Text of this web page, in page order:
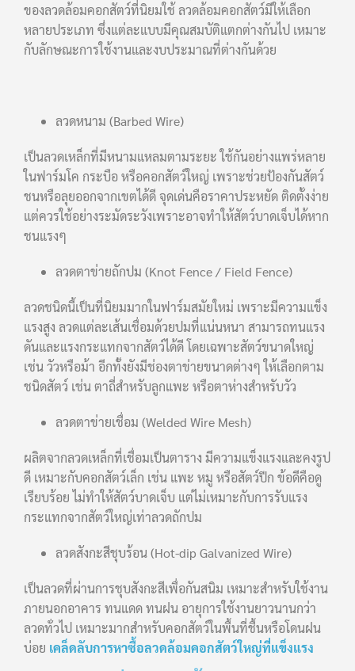
ของลวดล้อมคอกสัตว์ที่นิยมใช้ ลวดล้อมคอกสัตว์มีให้เลือก
หลายประเภท ซึ่งแต่ละแบบมีคุณสมบัติแตกต่างกันไป เหมาะ
กับลักษณะการใช้งานและงบประมาณที่ต่างกันด้วย
ลวดหนาม (Barbed Wire)
เป็นลวดเหล็กที่มีหนามแหลมตามระยะ ใช้กันอย่างแพร่หลาย
ในฟาร์มโค กระบือ หรือคอกสัตว์ใหญ่ เพราะช่วยป้องกันสัตว์
ชนหรือลุยออกจากเขตได้ดี จุดเด่นคือราคาประหยัด ติดตั้งง่าย
แต่ควรใช้อย่างระมัดระวังเพราะอาจทำให้สัตว์บาดเจ็บได้หาก
ชนแรงๆ
ลวดตาข่ายถักปม (Knot Fence / Field Fence)
ลวดชนิดนี้เป็นที่นิยมมากในฟาร์มสมัยใหม่ เพราะมีความแข็ง
แรงสูง ลวดแต่ละเส้นเชื่อมด้วยปมที่แน่นหนา สามารถทนแรง
ดันและแรงกระแทกจากสัตว์ได้ดี โดยเฉพาะสัตว์ขนาดใหญ่
เช่น วัวหรือม้า อีกทั้งยังมีช่องตาข่ายขนาดต่างๆ ให้เลือกตาม
ชนิดสัตว์ เช่น ตาถี่สำหรับลูกแพะ หรือตาห่างสำหรับวัว
ลวดตาข่ายเชื่อม (Welded Wire Mesh)
ผลิตจากลวดเหล็กที่เชื่อมเป็นตาราง มีความแข็งแรงและคงรูป
ดี เหมาะกับคอกสัตว์เล็ก เช่น แพะ หมู หรือสัตว์ปีก ข้อดีคือดู
เรียบร้อย ไม่ทำให้สัตว์บาดเจ็บ แต่ไม่เหมาะกับการรับแรง
กระแทกจากสัตว์ใหญ่เท่าลวดถักปม
ลวดสังกะสีชุบร้อน (Hot-dip Galvanized Wire)
เป็นลวดที่ผ่านการชุบสังกะสีเพื่อกันสนิม เหมาะสำหรับใช้งาน
ภายนอกอาคาร ทนแดด ทนฝน อายุการใช้งานยาวนานกว่า
ลวดทั่วไป เหมาะมากสำหรับคอกสัตว์ในพื้นที่ชื้นหรือโดนฝน
บ่อย เคล็ดลับการหาซื้อลวดล้อมคอกสัตว์ใหญ่ที่แข็งแรง